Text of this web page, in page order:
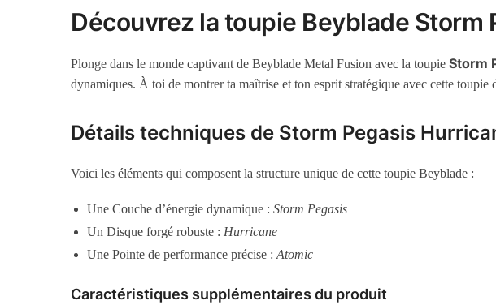
Découvrez la toupie Beyblade Storm
Plonge dans le monde captivant de Beyblade Metal Fusion avec la toupieStorm
dynamiques. À toi de montrer ta maîtrise et ton esprit stratégique avec cette toupie
Détails techniques de Storm Pegasis
Voici les éléments qui composent la structure unique de cette toupie Beyblade :
Une Couche d’énergie dynamique :Storm Pegasis
Un Disque forgé robuste : Hurricane
Une Pointe de performance précise :Atomic
Caractéristiques supplémentaires du produit